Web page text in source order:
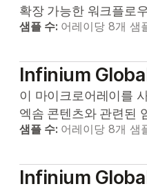
확장 가능한 워크플로
샘플 수: 어레이당 8개 샘
Infinium
이 마이크로어레이를
엑솜 콘텐츠와 관련된
샘플 수: 어레이당 8개 샘
Infinium